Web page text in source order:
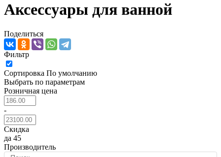
Аксессуары для ванной
Поделиться
Фильтр
Сортировка По умолчанию
Выбрать по параметрам
Розничная цена
-
Скидка
да 45
Производитель